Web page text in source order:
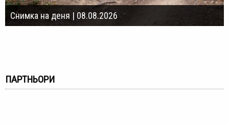
Снимка на деня | 08.08.2026
ПАРТНЬОРИ